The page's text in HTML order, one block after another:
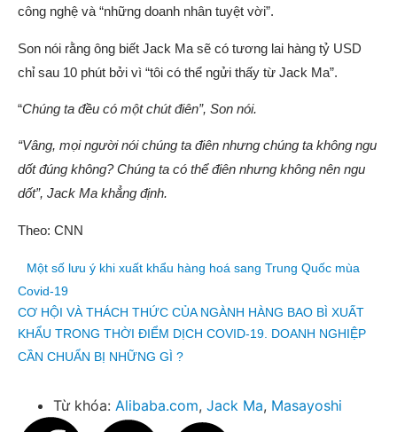
công nghệ và “những doanh nhân tuyệt vời”.
Son nói rằng ông biết Jack Ma sẽ có tương lai hàng tỷ USD
chỉ sau 10 phút bởi vì “tôi có thể ngửi thấy từ Jack Ma”.
“Chúng ta đều có một chút điên”, Son nói.
“Vâng, mọi người nói chúng ta điên nhưng chúng ta không ngu
dốt đúng không? Chúng ta có thể điên nhưng không nên ngu
dốt”, Jack Ma khẳng định.
Theo: CNN
Một số lưu ý khi xuất khẩu hàng hoá sang Trung Quốc mùa
Covid-19
CƠ HỘI VÀ THÁCH THỨC CỦA NGÀNH HÀNG BAO BÌ XUẤT
KHẨU TRONG THỜI ĐIỂM DỊCH COVID-19. DOANH NGHIỆP
CẦN CHUẨN BỊ NHỮNG GÌ ?
Từ khóa: Alibaba.com, Jack Ma, Masayoshi